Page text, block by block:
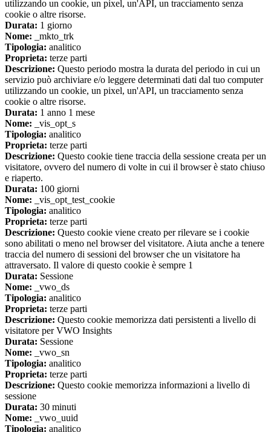
utilizzando un cookie, un pixel, un'API, un tracciamento senza
cookie o altre risorse.
Durata: 1 giorno
Nome: _mkto_trk
Tipologia: analitico
Proprieta: terze parti
Descrizione: Questo periodo mostra la durata del periodo in cui un
servizio può archiviare e/o leggere determinati dati dal tuo computer
utilizzando un cookie, un pixel, un'API, un tracciamento senza
cookie o altre risorse.
Durata: 1 anno 1 mese
Nome: _vis_opt_s
Tipologia: analitico
Proprieta: terze parti
Descrizione: Questo cookie tiene traccia della sessione creata per un
visitatore, ovvero del numero di volte in cui il browser è stato chiuso
e riaperto.
Durata: 100 giorni
Nome: _vis_opt_test_cookie
Tipologia: analitico
Proprieta: terze parti
Descrizione: Questo cookie viene creato per rilevare se i cookie
sono abilitati o meno nel browser del visitatore. Aiuta anche a tenere
traccia del numero di sessioni del browser che un visitatore ha
attraversato. Il valore di questo cookie è sempre 1
Durata: Sessione
Nome: _vwo_ds
Tipologia: analitico
Proprieta: terze parti
Descrizione: Questo cookie memorizza dati persistenti a livello di
visitatore per VWO Insights
Durata: Sessione
Nome: _vwo_sn
Tipologia: analitico
Proprieta: terze parti
Descrizione: Questo cookie memorizza informazioni a livello di
sessione
Durata: 30 minuti
Nome: _vwo_uuid
Tipologia: analitico